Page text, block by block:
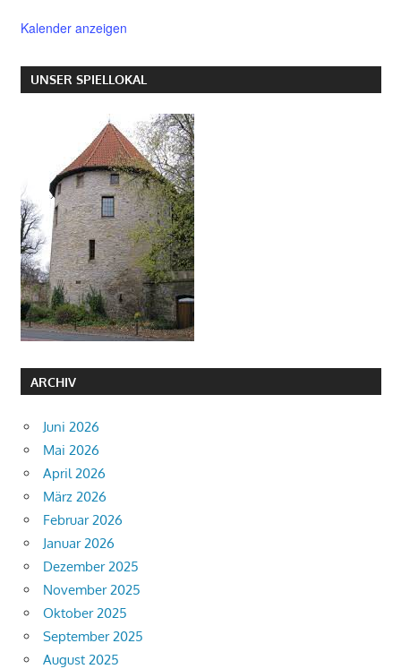
Kalender anzeigen
UNSER SPIELLOKAL
ARCHIV
Juni 2026
Mai 2026
April 2026
März 2026
Februar 2026
Januar 2026
Dezember 2025
November 2025
Oktober 2025
September 2025
August 2025